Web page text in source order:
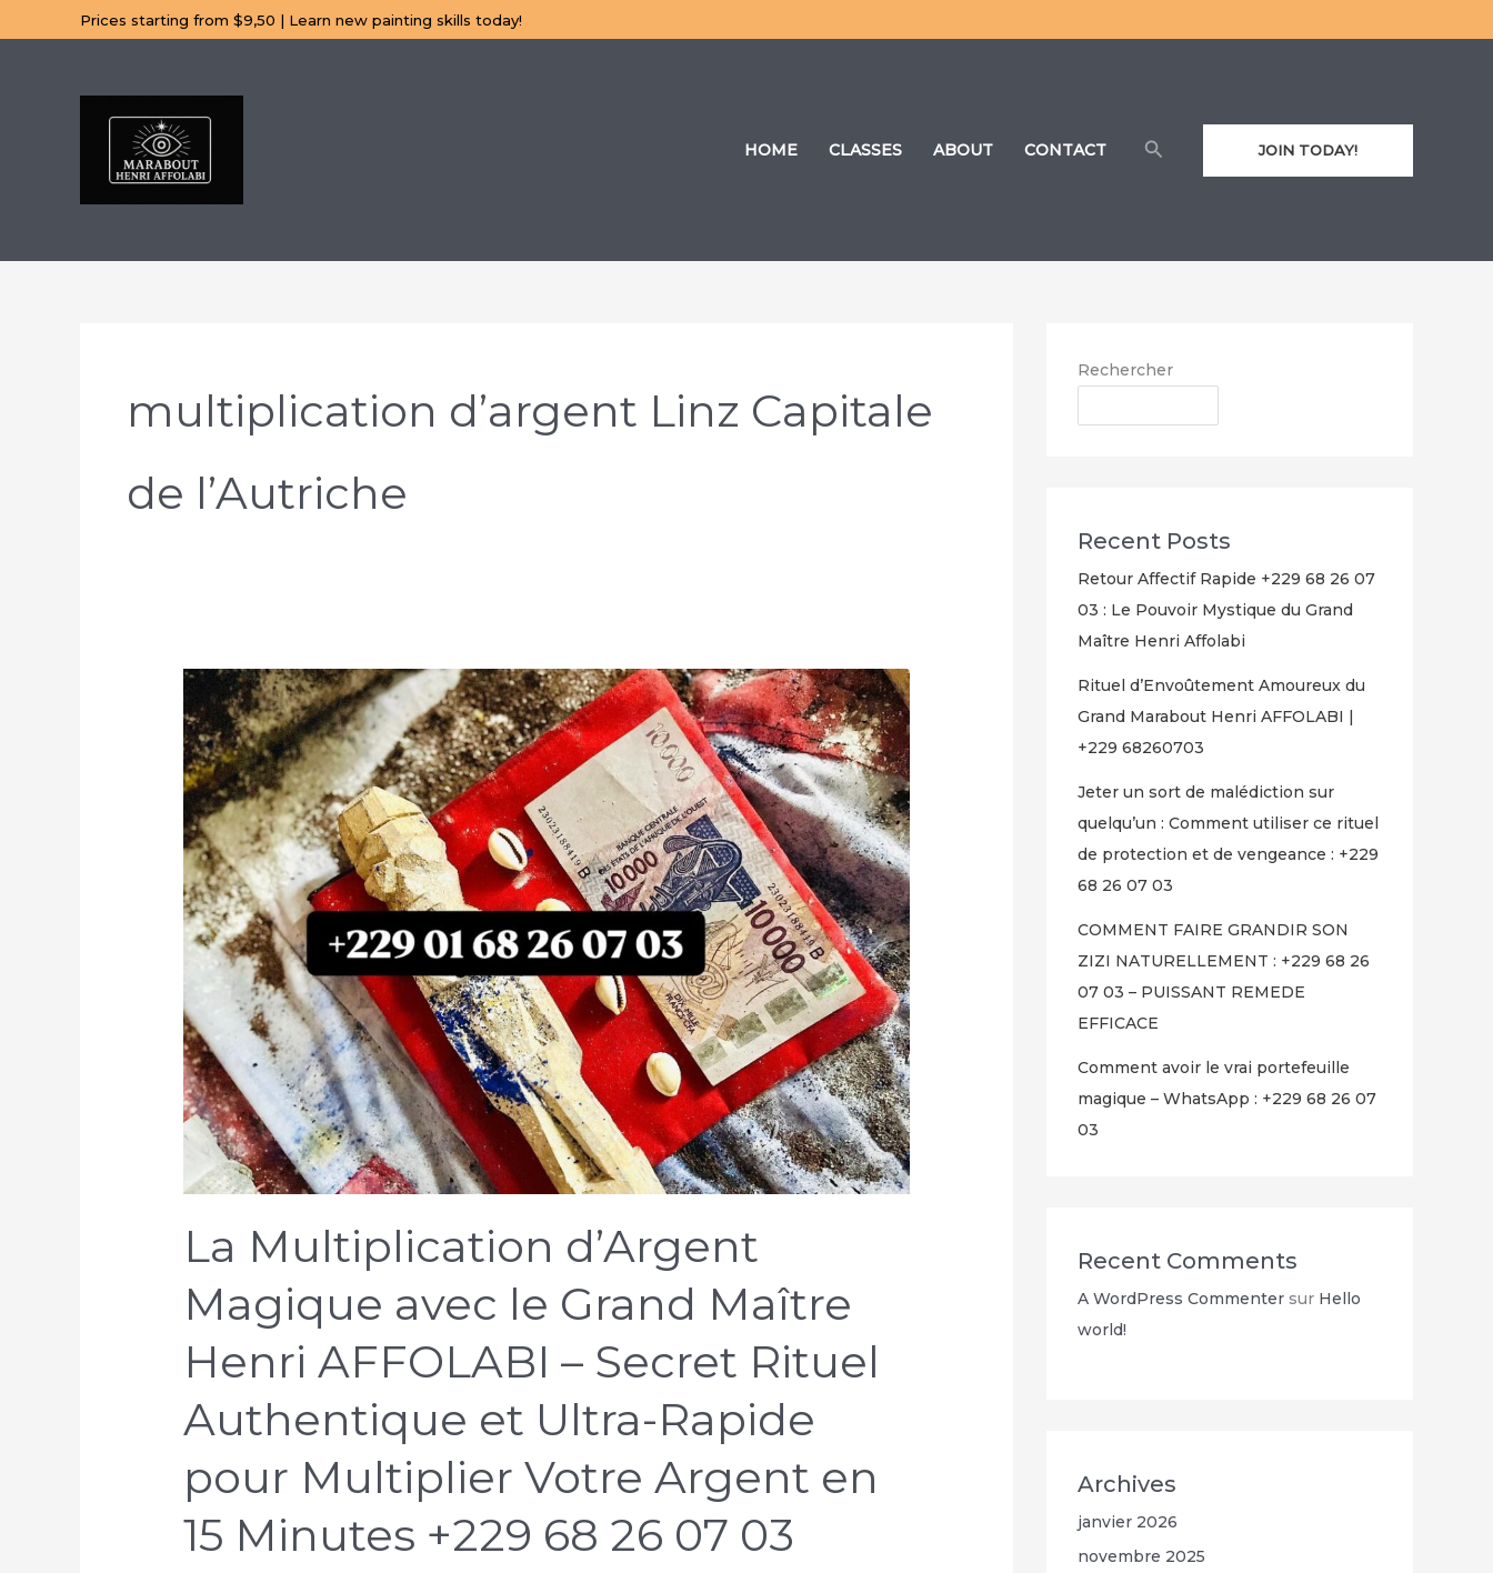
au
Prices starting from $9,50 | Learn new painting skills today!
HOME CLASSES ABOUT CONTACT RechercherJOIN TODAY!
multiplication d’argent Linz Capitale
de l’Autriche
La Multiplication d’Argent
Magique avec le Grand Maître
Henri AFFOLABI – Secret Rituel
Authentique et Ultra-Rapide
pour Multiplier Votre Argent en
15 Minutes +229 68 26 07 03
Rechercher
Recent Posts
Retour Affectif Rapide +229 68 26 07
03 : Le Pouvoir Mystique du Grand
Maître Henri Affolabi
Rituel d’Envoûtement Amoureux du
Grand Marabout Henri AFFOLABI |
+229 68260703
Jeter un sort de malédiction sur
quelqu’un : Comment utiliser ce rituel
de protection et de vengeance : +229
68 26 07 03
COMMENT FAIRE GRANDIR SON
ZIZI NATURELLEMENT : +229 68 26
07 03 – PUISSANT REMEDE
EFFICACE
Comment avoir le vrai portefeuille
magique – WhatsApp : +229 68 26 07
03
Recent Comments
A WordPress Commenter sur Hello
world!
Archives
janvier 2026
novembre 2025